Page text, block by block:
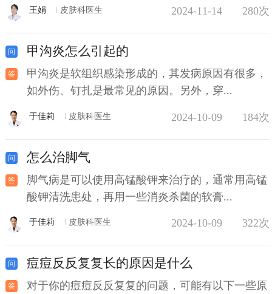
王娟 皮肤科医生 2024-11-14 280次
甲沟炎怎么引起的
甲沟炎是软组织感染形成的，其发病原因有很多，
如外伤、钉扎是最常见的原因。另外，穿...
于佳莉 皮肤科医生 2024-10-09 184次
怎么治脚气
脚气病是可以使用高锰酸钾来治疗的，通常用高锰
酸钾清洗患处，再用一些消炎杀菌的软膏...
于佳莉 皮肤科医生 2024-10-09 322次
痘痘反反复复长的原因是什么
对于你的痘痘反反复复的问题，可能有以下一些原